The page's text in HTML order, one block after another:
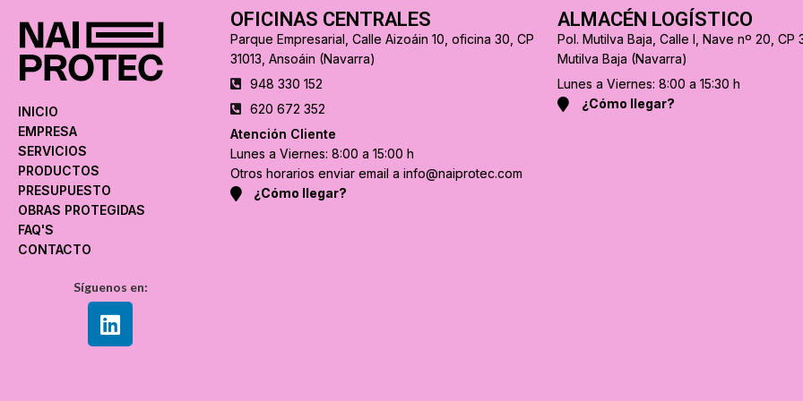
INICIO
EMPRESA
SERVICIOS
PRODUCTOS
PRESUPUESTO
OBRAS PROTEGIDAS
FAQ'S
CONTACTO
Síguenos en:
OFICINAS CENTRALES
Parque Empresarial, Calle Aizoáin 10, oficina 30, CP
31013, Ansoáin (Navarra)
948 330 152
620 672 352
Atención Cliente
Lunes a Viernes: 8:00 a 15:00 h
Otros horarios enviar email a info@naiprotec.com
¿Cómo llegar?
ALMACÉN LOGÍSTICO
Pol. Mutilva Baja, Calle I, Nave nº 20, CP
Mutilva Baja (Navarra)
Lunes a Viernes: 8:00 a 15:30 h
¿Cómo llegar?